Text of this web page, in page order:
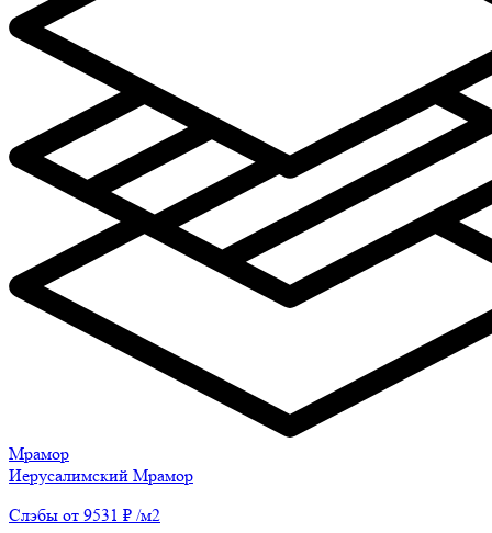
Мрамор
Иерусалимский Мрамор
Слэбы от 9531 ₽ /м2